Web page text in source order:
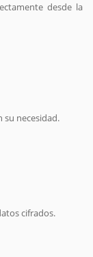
desde la
su necesidad.
cifrados.